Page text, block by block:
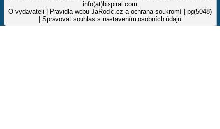
info(at)bispiral.com
O vydavateli
Pravidla webu JaRodic.cz a ochrana soukromí | pg(5048)
Spravovat souhlas s nastavením osobních údajů